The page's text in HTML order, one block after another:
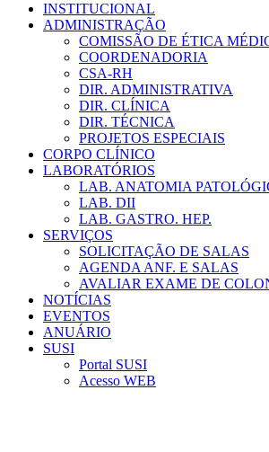
INSTITUCIONAL
ADMINISTRAÇÃO
COMISSÃO DE ÉTICA
COORDENADORIA
CSA-RH
DIR. ADMINISTRATIVA
DIR. CLÍNICA
DIR. TÉCNICA
PROJETOS ESPECIAIS
CORPO CLÍNICO
LABORATÓRIOS
LAB. ANATOMIA
LAB. DII
LAB. GASTRO. HEP.
SERVIÇOS
SOLICITAÇÃO DE SALAS
AGENDA ANF. E SALAS
AVALIAR EXAME DE
NOTÍCIAS
EVENTOS
ANUÁRIO
SUSI
Portal SUSI
Acesso WEB